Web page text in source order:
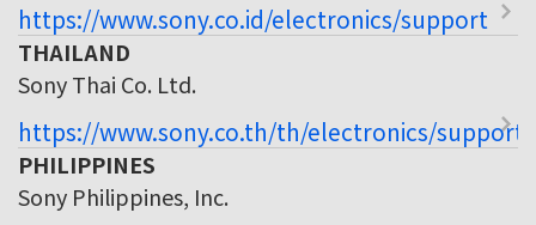
https://www.sony.co.id/electronics/support
THAILAND
Sony Thai Co. Ltd.
https://www.sony.co.th/th/electronics/support
PHILIPPINES
Sony Philippines, Inc.